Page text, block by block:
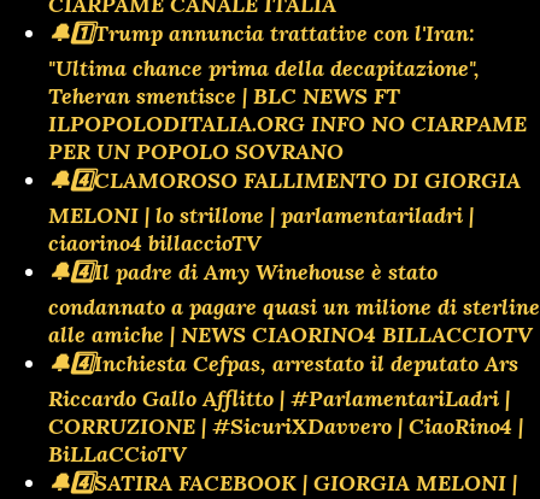
🔔1️⃣Trump annuncia trattative con l'Iran:
"Ultima chance prima della decapitazione",
Teheran smentisce | BLC NEWS FT
ILPOPOLODITALIA.ORG INFO NO CIARPAME
PER UN POPOLO SOVRANO
🔔4️⃣CLAMOROSO FALLIMENTO DI GIORGIA
MELONI | lo strillone | parlamentariladri |
ciaorino4 billaccioTV
🔔4️⃣Il padre di Amy Winehouse è stato
condannato a pagare quasi un milione di sterline
alle amiche | NEWS CIAORINO4 BILLACCIOTV
🔔4️⃣Inchiesta Cefpas, arrestato il deputato Ars
Riccardo Gallo Afflitto | #ParlamentariLadri |
CORRUZIONE | #SicuriXDavvero | CiaoRino4 |
BiLLaCCioTV
🔔4️⃣SATIRA FACEBOOK | GIORGIA MELONI |